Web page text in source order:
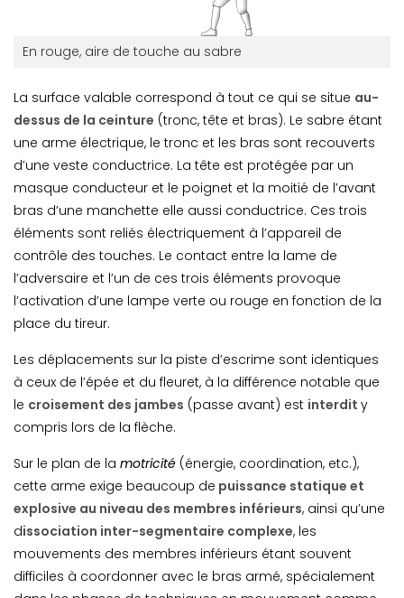
En rouge, aire de touche au sabre
La surface valable correspond à tout ce qui se situe au-
dessus de la ceinture (tronc, tête et bras). Le sabre étant
une arme électrique, le tronc et les bras sont recouverts
d’une veste conductrice. La tête est protégée par un
masque conducteur et le poignet et la moitié de l’avant
bras d’une manchette elle aussi conductrice. Ces trois
éléments sont reliés électriquement à l’appareil de
contrôle des touches. Le contact entre la lame de
l’adversaire et l’un de ces trois éléments provoque
l’activation d’une lampe verte ou rouge en fonction de la
place du tireur.
Les déplacements sur la piste d’escrime sont identiques
à ceux de l’épée et du fleuret, à la différence notable que
le croisement des jambes (passe avant) est interdit y
compris lors de la flèche.
Sur le plan de la motricité (énergie, coordination, etc.),
cette arme exige beaucoup de puissance statique et
explosive au niveau des membres inférieurs, ainsi qu’une
dissociation inter-segmentaire complexe, les
mouvements des membres inférieurs étant souvent
difficiles à coordonner avec le bras armé, spécialement